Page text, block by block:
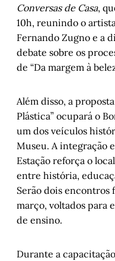
Conversas de Casa,
10h, reunindo o
Fernando Zugno e a
debate sobre os
de “Da margem à
Além disso, a
Plástica” ocupará o
um dos veículos
Museu. A integração
Estação reforça o
entre história,
Serão dois encontros
março, voltados para
de ensino.
Durante a